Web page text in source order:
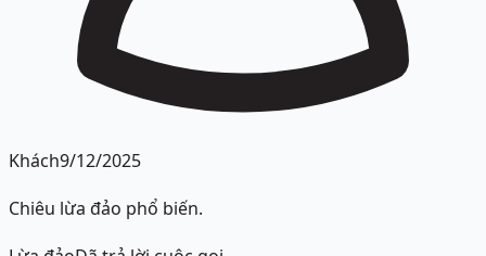
Khách9/12/2025
Chiêu lừa đảo phổ biến.